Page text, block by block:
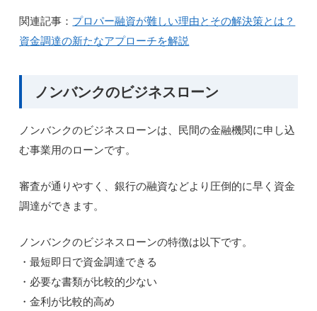
関連記事： プロパー融資が難しい理由とその解決策とは？
資金調達の新たなアプローチを解説
ノンバンクのビジネスローン
ノンバンクのビジネスローンは、民間の金融機関に申し込
む事業用のローンです。
審査が通りやすく、銀行の融資などより圧倒的に早く資金
調達ができます。
ノンバンクのビジネスローンの特徴は以下です。
・最短即日で資金調達できる
・必要な書類が比較的少ない
・金利が比較的高め